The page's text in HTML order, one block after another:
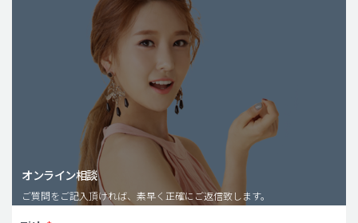
脂肪注入(アンチエイジング)
豊胸手術・バストアップ
オンライン相談
ご質問をご記入頂ければ、素早く正確にご返信致します。